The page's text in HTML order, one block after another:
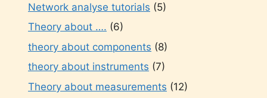
Network analyse tutorials (5)
Theory about …. (6)
theory about components (8)
theory about instruments (7)
Theory about measurements (12)